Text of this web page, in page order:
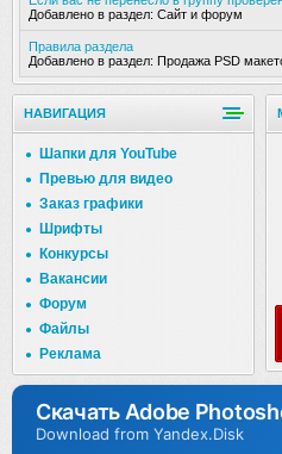
Добавлено в раздел: Сайт и форум
Правила раздела
Добавлено в раздел: Продажа PSD
НАВИГАЦИЯ
Шапки для YouTube
Превью для видео
Заказ графики
Шрифты
Конкурсы
Вакансии
Форум
Файлы
Реклама
Скачать Adobe
Download from Yandex.Disk